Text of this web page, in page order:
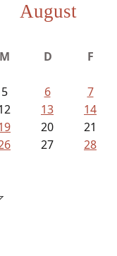
August
M D F
5 6 7
13 14
20 21
27 28